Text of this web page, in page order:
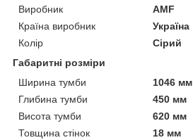
Виробник
AMF
Країна виробник
Україна
Колір
Сірий
Габаритні розміри
Ширина тумби
1046 мм
Глибина тумби
450 мм
Висота тумби
620 мм
Товщина стінок
18 мм